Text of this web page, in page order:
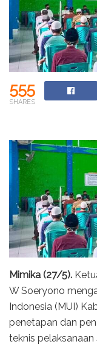
555
SHARES
Mimika (27/5).
W Soeryono
Indonesia (MUI)
penetapan dan
teknis